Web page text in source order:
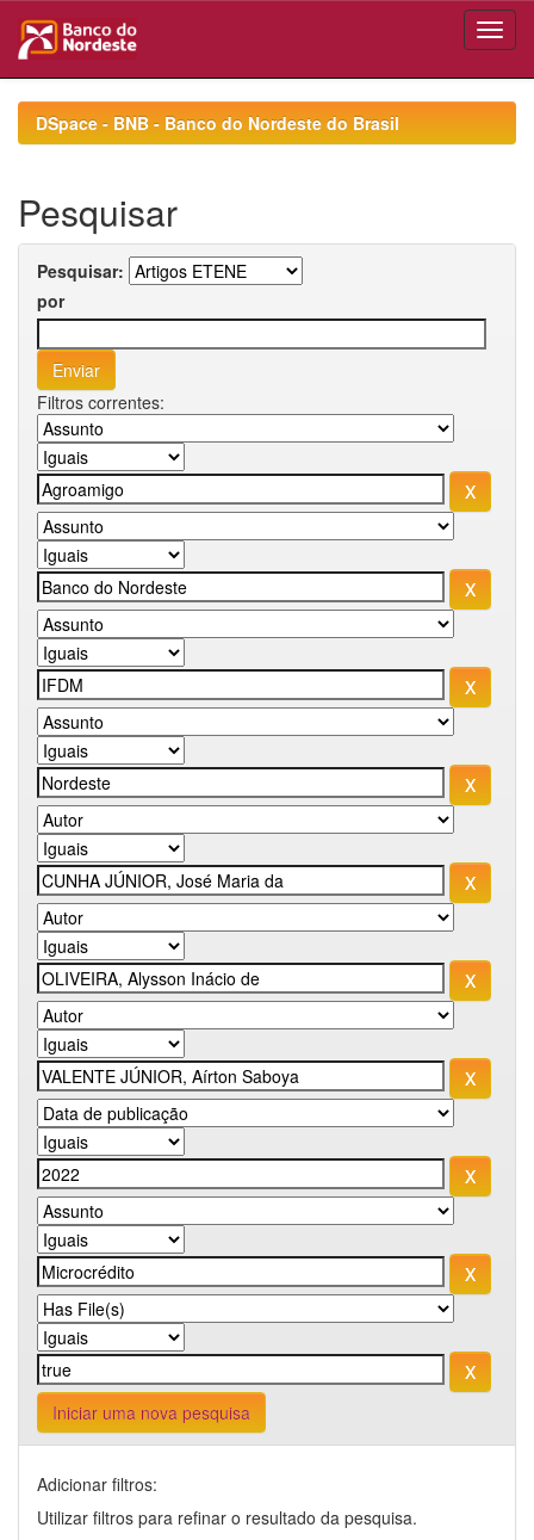
navigationDSpace - BNB - Banco do Nordeste do Brasil
Pesquisar
Pesquisar:
por
Filtros correntes:
Iniciar uma nova pesquisa
Adicionar filtros:
Utilizar filtros para refinar o resultado da pesquisa.